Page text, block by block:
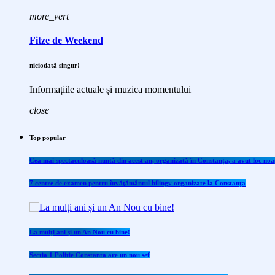
more_vert
Fitze de Weekend
niciodată singur!
Informațiile actuale și muzica momentului
close
Top popular
Cea mai spectaculoasă nuntă din acest an, organizată în Constanța, a avut loc
7 centre de examen pentru învăţământul bilingv organizate la Constanţa
La mulți ani și un An Nou cu bine!
Sectia 1 Politie Constanta are un nou sef